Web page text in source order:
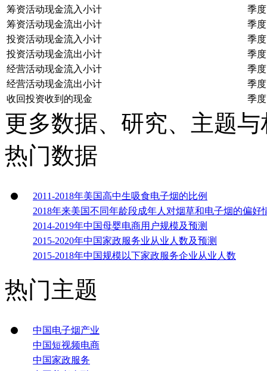
筹资活动现金流入小计
季度
筹资活动现金流出小计
季度
投资活动现金流入小计
季度
投资活动现金流出小计
季度
经营活动现金流入小计
季度
经营活动现金流出小计
季度
收回投资收到的现金
季度
更多数据、研究、主题
热门数据
2011-2018年美国高中生吸食电子烟的比例
2018年来美国不同年龄段成年人对烟草和电子烟的偏好
2014-2019年中国母婴电商用户规模及预测
2015-2020年中国家政服务业从业人数及预测
2015-2018年中国规模以下家政服务企业从业人数
热门主题
中国电子烟产业
中国短视频电商
中国家政服务